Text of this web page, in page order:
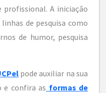
profissional. A iniciação
de pesquisa como
de humor, pesquisa
pode auxiliar na sua
e confira as formas de